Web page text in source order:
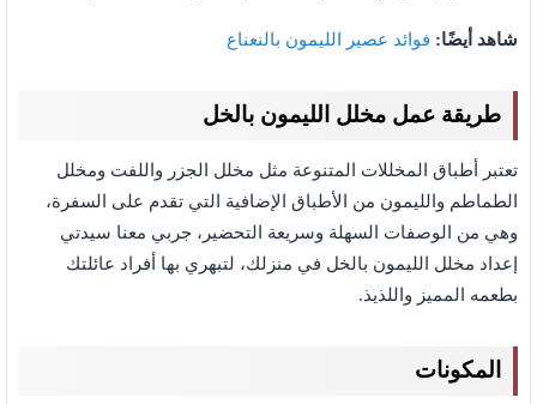
شاهد أيضًا: فوائد عصير الليمون بالنعناع
طريقة عمل مخلل الليمون بالخل
تعتبر أطباق المخللات المتنوعة مثل مخلل الجزر واللفت ومخلل
الطماطم والليمون من الأطباق الإضافية التي تقدم على السفرة،
وهي من الوصفات السهلة وسريعة التحضير، جربي معنا سيدتي
إعداد مخلل الليمون بالخل في منزلك، لتبهري بها أفراد عائلتك
بطعمه المميز واللذيذ.
المكونات